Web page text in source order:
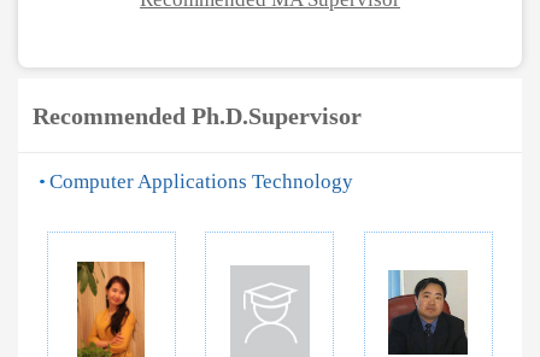
Recommended Ph.D.Supervisor
Computer Applications Technology